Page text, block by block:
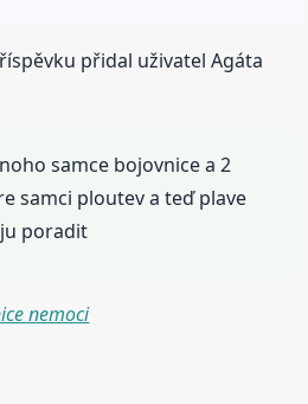
přidal uživatel Agáta
samce bojovnice a 2
samci ploutev a teď plave
poradit
nemoci